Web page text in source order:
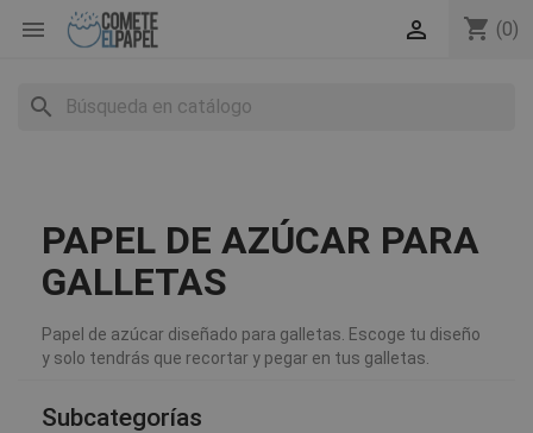
 shopping_cart (0)

search
PAPEL DE AZÚCAR PARA
GALLETAS
Papel de azúcar diseñado para galletas. Escoge tu diseño
y solo tendrás que recortar y pegar en tus galletas.
Subcategorías